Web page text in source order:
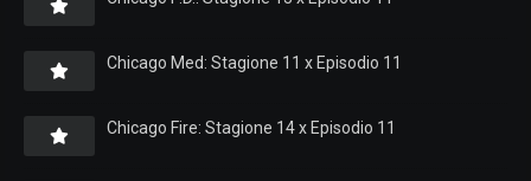
Chicago Med: Stagione 11 x Episodio 11
Chicago Fire: Stagione 14 x Episodio 11